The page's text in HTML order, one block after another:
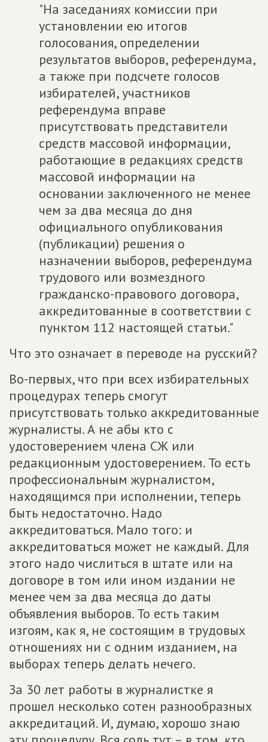
"На заседаниях комиссии при
установлении ею итогов
голосования, определении
результатов выборов, референдума,
а также при подсчете голосов
избирателей, участников
референдума вправе
присутствовать представители
средств массовой информации,
работающие в редакциях средств
массовой информации на
основании заключенного не менее
чем за два месяца до дня
официального опубликования
(публикации) решения о
назначении выборов, референдума
трудового или возмездного
гражданско-правового договора,
аккредитованные в соответствии с
пунктом 112 настоящей статьи."
Что это означает в переводе на русский?
Во-первых, что при всех избирательных
процедурах теперь смогут
присутствовать только аккредитованные
журналисты. А не абы кто с
удостоверением члена СЖ или
редакционным удостоверением. То есть
профессиональным журналистом,
находящимся при исполнении, теперь
быть недостаточно. Надо
аккредитоваться. Мало того: и
аккредитоваться может не каждый. Для
этого надо числиться в штате или на
договоре в том или ином издании не
менее чем за два месяца до даты
объявления выборов. То есть таким
изгоям, как я, не состоящим в трудовых
отношениях ни с одним изданием, на
выборах теперь делать нечего.
За 30 лет работы в журналистке я
прошел несколько сотен разнообразных
аккредитаций. И, думаю, хорошо знаю